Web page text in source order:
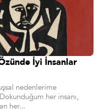
İyi İnsanlar
nedenlerime
her insanı,
her...